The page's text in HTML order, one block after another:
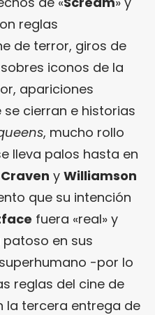
reglas
de terror, giros de
iconos de la
apariciones
cierran e historias
, mucho rollo
lleva palos hasta en
Craven y Williamson
que su intención
fuera «real» y
en sus
-por lo
reglas del cine de
la tercera entrega de